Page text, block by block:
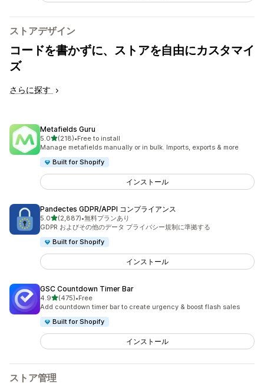
ストアデザイン
コードを書かずに、ストアを自由にカスタマイ
ズ
さらに探す
Metafields Guru
5.05つ星中
(218)
合計レビュー数：218件
•Free to install
Manage metafields manually or in bulk. Imports, exports & more
Built for Shopify
インストール
Pandectes GDPR/APPI コンプライアンス
5.05つ星中
(2,887)
合計レビュー数：2887件
•無料プランあり
GDPR およびその他のデータ プライバシー規制に準拠する
Built for Shopify
インストール
GSC Countdown Timer Bar
4.95つ星中
(475)
合計レビュー数：475件
•Free
Add countdown timer bar to create urgency & boost flash sales
Built for Shopify
インストール
ストア管理